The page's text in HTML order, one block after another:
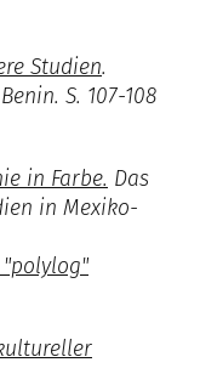
Studien.
S. 107-108
in Farbe. Das
in Mexiko-